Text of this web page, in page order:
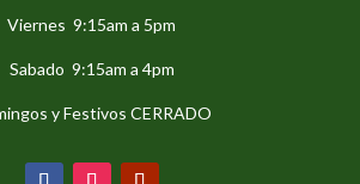
Viernes 9:15am a 5pm
Sabado 9:15am a 4pm
y Festivos CERRADO